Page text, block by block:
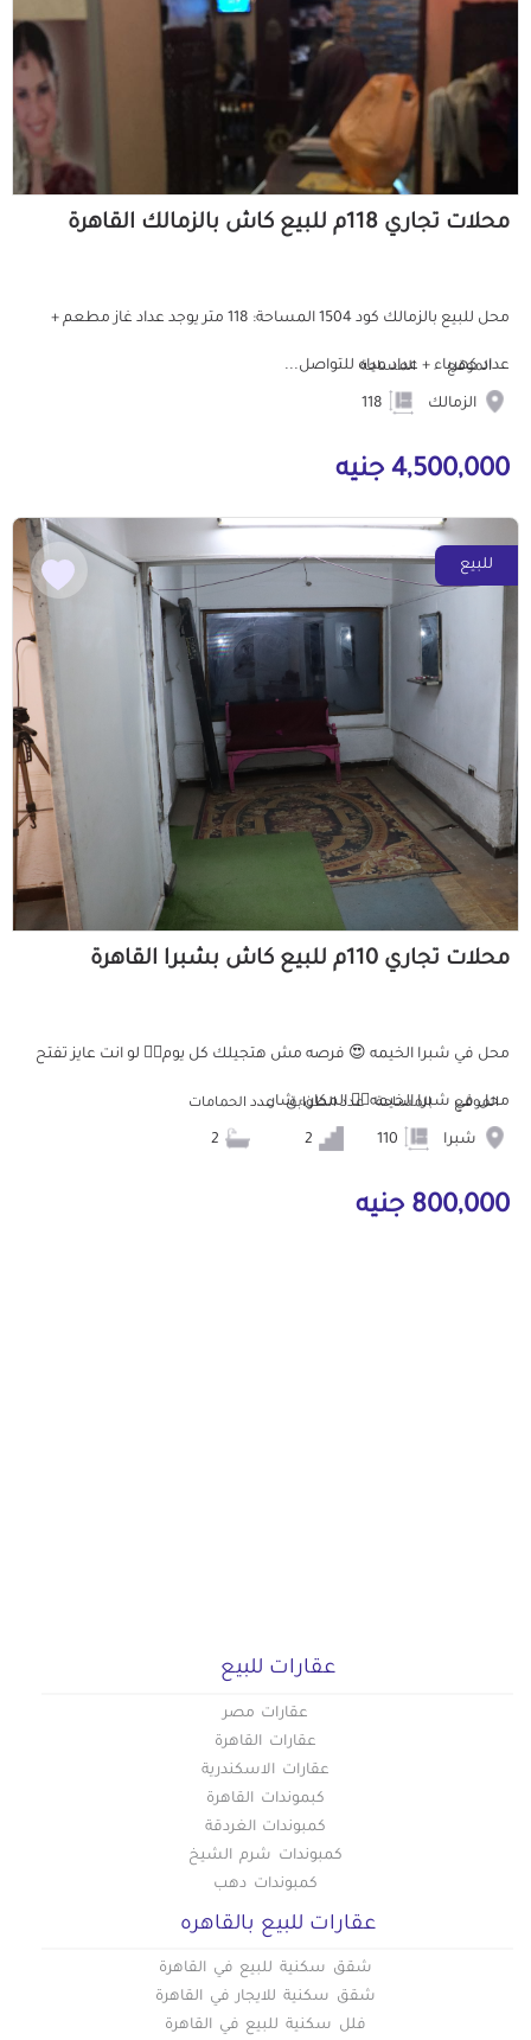
محلات تجاري 118م للبيع كاش بالزمالك القاهرة
محل للبيع بالزمالك كود 1504 المساحة: 118 متر يوجد عداد غاز مطعم +
عداد كهرباء + عداد مياه للتواصل...
الموقع
الزمالك
المساحة
4,500,000 جنيه
للبيع
محلات تجاري 110م للبيع كاش بشبرا القاهرة
محل في شبرا الخيمه 😍 فرصه مش هتجيلك كل يوم👌🏻 لو انت عايز تفتح
محل في شبرا الخيمه👌🏻 المكان: شار...
الموقع
شبرا
المساحة عدد الطوابق عدد الحمامات
800,000 جنيه
عقارات للبيع
عقارات مصر
عقارات القاهرة
عقارات الاسكندرية
كبموندات القاهرة
كمبوندات الغردقة
كمبوندات شرم الشيخ
كمبوندات دهب
عقارات للبيع بالقاهره
شقق سكنية للبيع في القاهرة
شقق سكنية للايجار في القاهرة
فلل سكنية للبيع في القاهرة